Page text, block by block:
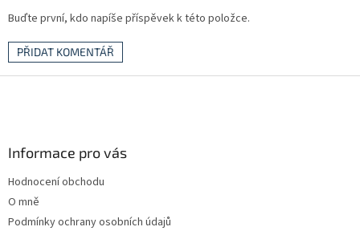
Buďte první, kdo napíše příspěvek k této položce.
PŘIDAT KOMENTÁŘ
Informace pro vás
Hodnocení obchodu
O mně
Podmínky ochrany osobních údajů